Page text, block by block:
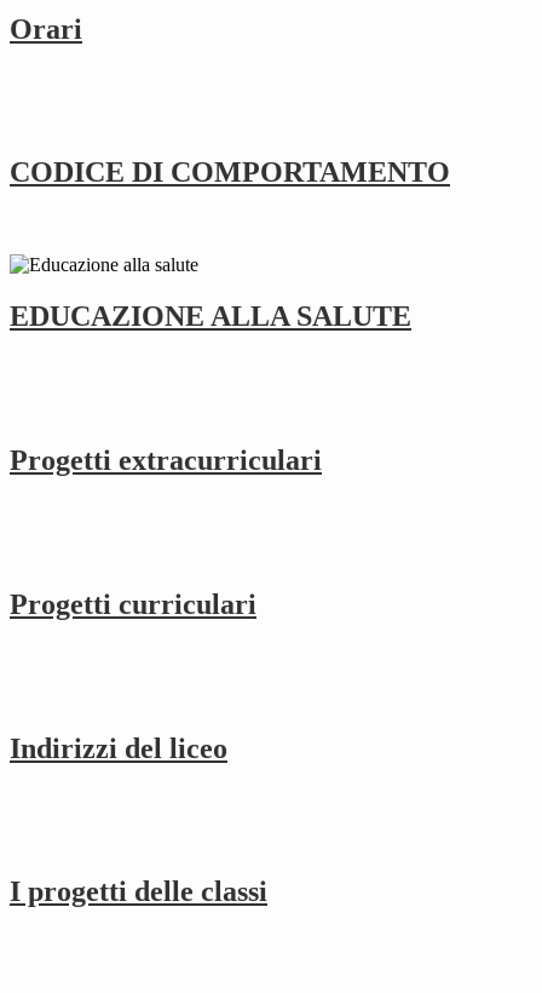
Orari
CODICE DI COMPORTAMENTO
EDUCAZIONE ALLA SALUTE
Progetti extracurriculari
Progetti curriculari
Indirizzi del liceo
I progetti delle classi